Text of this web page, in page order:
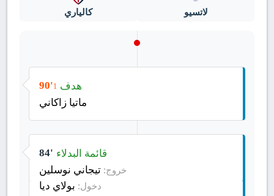
لاتسيو كالياري
90'1 هدف
ماتيا زاكاني
84' قائمة البدلاء
خروج: تيجاني نوسلين
دخول: بولاي ديا